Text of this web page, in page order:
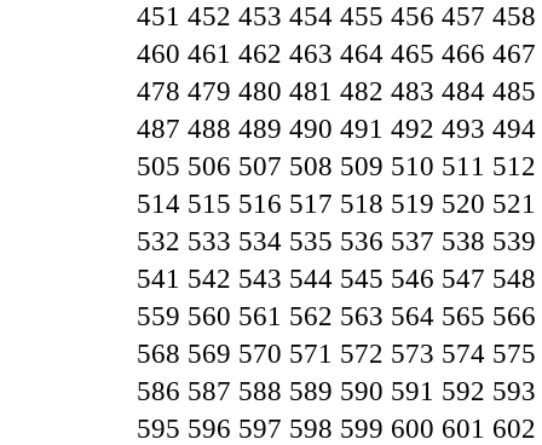
451 452 453 454 455 456 457 458
460 461 462 463 464 465 466 467
478 479 480 481 482 483 484 485
487 488 489 490 491 492 493 494
505 506 507 508 509 510 511 512
514 515 516 517 518 519 520 521
532 533 534 535 536 537 538 539
541 542 543 544 545 546 547 548
559 560 561 562 563 564 565 566
568 569 570 571 572 573 574 575
586 587 588 589 590 591 592 593
595 596 597 598 599 600 601 602